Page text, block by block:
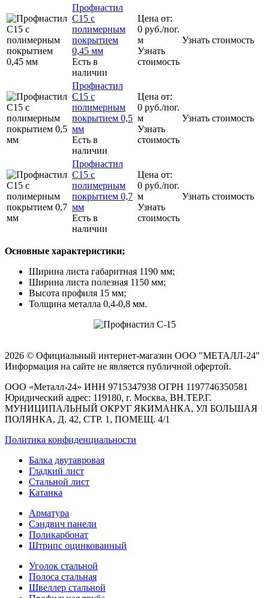
Профнастил
С15 с
полимерным
покрытием
0,45 мм
Есть в
наличии
Цена от:
0 руб./пог.
м
Узнать
стоимость
Узнать стоимость
Профнастил
С15 с
полимерным
покрытием 0,5
мм
Есть в
наличии
Цена от:
0 руб./пог.
м
Узнать
стоимость
Узнать стоимость
Профнастил
С15 с
полимерным
покрытием 0,7
мм
Есть в
наличии
Цена от:
0 руб./пог.
м
Узнать
стоимость
Узнать стоимость
Основные характеристики;
Ширина листа габаритная 1190 мм;
Ширина листа полезная 1150 мм;
Высота профиля 15 мм;
Толщина металла 0,4-0,8 мм.
2026 © Официальный интернет-магазин ООО "МЕТАЛЛ-24"
Информация на сайте не является публичной офертой.
ООО «Металл-24» ИНН 9715347938 ОГРН 1197746350581
Юридический адрес: 119180, г. Москва, ВН.ТЕР.Г.
МУНИЦИПАЛЬНЫЙ ОКРУГ ЯКИМАНКА, УЛ БОЛЬШАЯ
ПОЛЯНКА, Д. 42, СТР. 1, ПОМЕЩ. 4/1
Политика конфиденциальности
Балка двутавровая
Гладкий лист
Стальной лист
Катанка
Арматура
Сэндвич панели
Поликарбонат
Штрипс оцинкованный
Уголок стальной
Полоса стальная
Швеллер стальной